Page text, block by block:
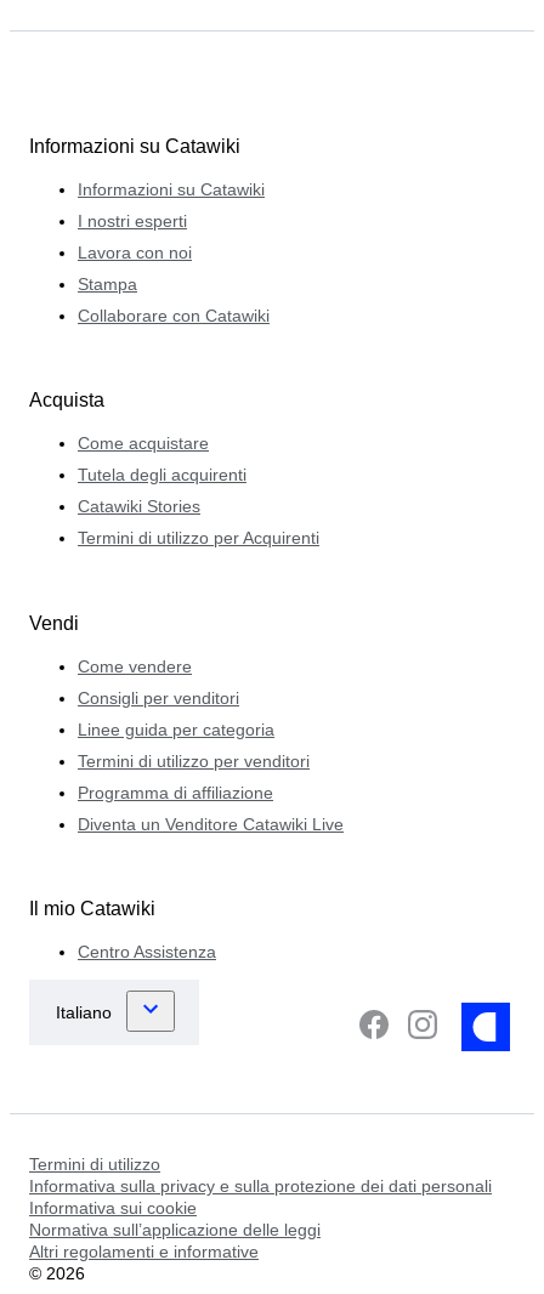
Informazioni su Catawiki
Informazioni su Catawiki
I nostri esperti
Lavora con noi
Stampa
Collaborare con Catawiki
Acquista
Come acquistare
Tutela degli acquirenti
Catawiki Stories
Termini di utilizzo per Acquirenti
Vendi
Come vendere
Consigli per venditori
Linee guida per categoria
Termini di utilizzo per venditori
Programma di affiliazione
Diventa un Venditore Catawiki Live
Il mio Catawiki
Centro Assistenza
Termini di utilizzo
Informativa sulla privacy e sulla protezione dei dati personali
Informativa sui cookie
Normativa sull’applicazione delle leggi
Altri regolamenti e informative
© 2026